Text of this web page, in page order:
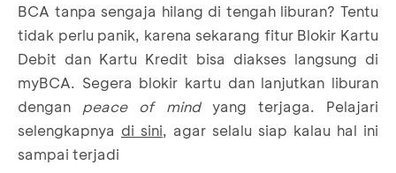
BCA tanpa sengaja hilang di tengah liburan? Tentu
tidak perlu panik, karena sekarang fitur Blokir Kartu
Debit dan Kartu Kredit bisa diakses langsung di
myBCA. Segera blokir kartu dan lanjutkan liburan
dengan peace of mindyang terjaga. Pelajari
selengkapnya di sini, agar selalu siap kalau hal ini
sampai terjadi